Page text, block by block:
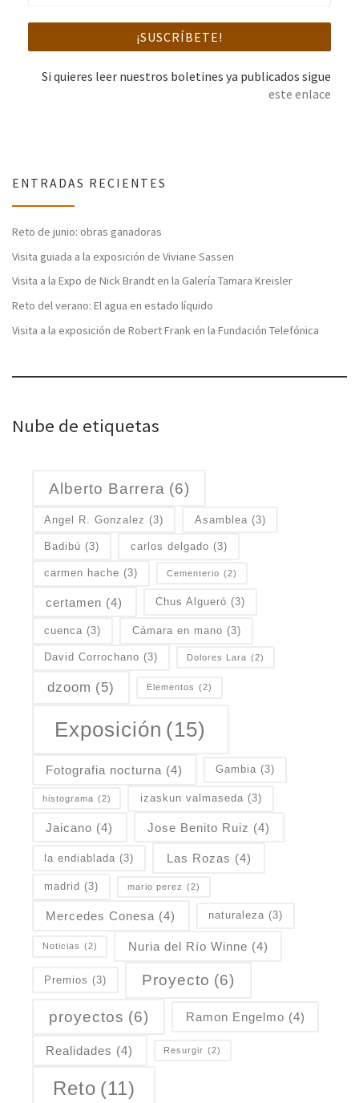
Si quieres leer nuestros boletines ya publicados sigue
este enlace
ENTRADAS RECIENTES
Reto de junio: obras ganadoras
Visita guiada a la exposición de Viviane Sassen
Visita a la Expo de Nick Brandt en la Galería Tamara Kreisler
Reto del verano: El agua en estado líquido
Visita a la exposición de Robert Frank en la Fundación Telefónica
Nube de etiquetas
Alberto Barrera (6)
Angel R. Gonzalez (3) Asamblea (3)
Badibú (3) carlos delgado (3)
carmen hache (3) Cementerio (2)
certamen (4) Chus Algueró (3)
cuenca (3) Cámara en mano (3)
David Corrochano (3) Dolores Lara (2)
dzoom (5) Elementos (2)
Exposición (15)
Fotografia nocturna (4) Gambia (3)
histograma (2) izaskun valmaseda (3)
Jaicano (4) Jose Benito Ruiz (4)
la endiablada (3) Las Rozas (4)
madrid (3) mario perez (2)
Mercedes Conesa (4) naturaleza (3)
Noticias (2) Nuria del Río Winne (4)
Premios (3) Proyecto (6)
proyectos (6) Ramon Engelmo (4)
Realidades (4) Resurgir (2)
Reto (11)